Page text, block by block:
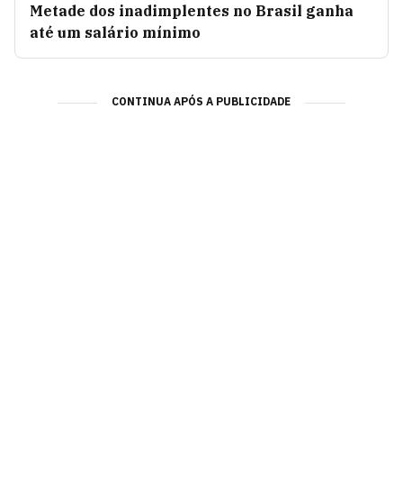
Metade dos inadimplentes no Brasil ganha
até um salário mínimo
CONTINUA APÓS A PUBLICIDADE